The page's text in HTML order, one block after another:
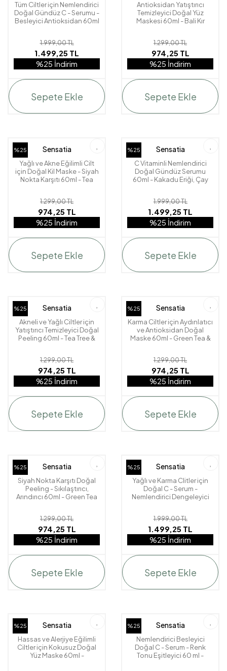
Tüm Ciltler için Nemlendirici
Doğal Gündüz C - Serumu -
Besleyici Antioksidan 60ml
1.999,00 TL
1.499,25 TL
%25 İndirim
Sepete Ekle
Antioksidan Yatıştırıcı
Temizleyici Doğal Yüz
Maskesi 60ml - Bali Kır
1.299,00 TL
974,25 TL
%25 İndirim
Sepete Ekle
%25 Sensatia
Yağlı ve Akne Eğilimli Cilt
için Doğal Kil Maske - Siyah
Nokta Karşıtı 60ml - Tea
1.299,00 TL
974,25 TL
%25 İndirim
Sepete Ekle
%25 Sensatia
C Vitaminli Nemlendirici
Doğal Gündüz Serumu
60ml - Kakadu Eriği, Çay
1.999,00 TL
1.499,25 TL
%25 İndirim
Sepete Ekle
%25 Sensatia
Akneli ve Yağlı Ciltler için
Yatıştırıcı Temizleyici Doğal
Peeling 60ml - Tea Tree &
1.299,00 TL
974,25 TL
%25 İndirim
Sepete Ekle
%25 Sensatia
Karma Ciltler için Aydınlatıcı
ve Antioksidan Doğal
Maske 60ml - Green Tea &
1.299,00 TL
974,25 TL
%25 İndirim
Sepete Ekle
%25 Sensatia
Siyah Nokta Karşıtı Doğal
Peeling - Sıkılaştırıcı,
Arındırıcı 60ml - Green Tea
1.299,00 TL
974,25 TL
%25 İndirim
Sepete Ekle
%25 Sensatia
Yağlı ve Karma Clitler için
Doğal C - Serum -
Nemlendirici Dengeleyici
1.999,00 TL
1.499,25 TL
%25 İndirim
Sepete Ekle
%25 Sensatia
Hassas ve Alerjiye Eğilimli
Ciltler için Kokusuz Doğal
Yüz Maske 60ml -
%25 Sensatia
Nemlendirici Besleyici
Doğal C - Serum - Renk
Tonu Eşitleyici 60 ml -